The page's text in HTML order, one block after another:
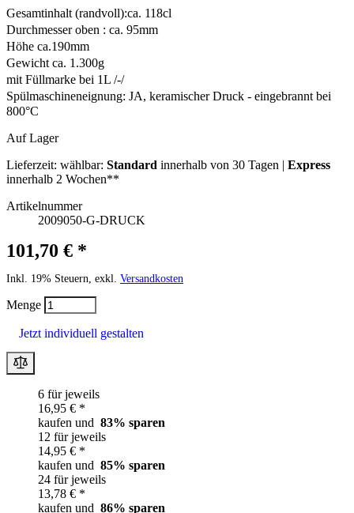
Gesamtinhalt (randvoll):ca. 118cl
Durchmesser oben : ca. 95mm
Höhe ca.190mm
Gewicht ca. 1.300g
mit Füllmarke bei 1L /-/
Spülmaschineneignung: JA, keramischer Druck - eingebrannt bei
800°C
Auf Lager
Lieferzeit: wählbar: Standard innerhalb von 30 Tagen | Express
innerhalb 2 Wochen**
Artikelnummer
2009050-G-DRUCK
101,70 € *
Inkl. 19% Steuern, exkl. Versandkosten
Menge
Jetzt individuell gestalten
6 für jeweils
16,95 € *
kaufen und 83% sparen
12 für jeweils
14,95 € *
kaufen und 85% sparen
24 für jeweils
13,78 € *
kaufen und 86% sparen